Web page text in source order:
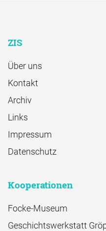
ZIS
Über uns
Kontakt
Archiv
Links
Impressum
Datenschutz
Kooperationen
Focke-Museum
Geschichtswerkstatt